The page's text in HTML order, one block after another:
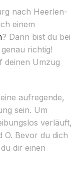
nach Heerlen-
einem
? Dann bist du bei
richtig!
deinen Umzug
aufregende,
sein. Um
verläuft,
O. Bevor du dich
dir einen